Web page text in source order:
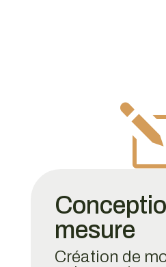
mesure
Création de